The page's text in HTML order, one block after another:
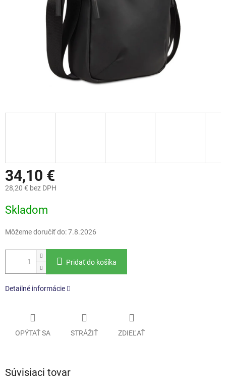
34,10 €
28,20 € bez DPH
cena:
Skladom
Môžeme doručiť do:7.8.2026
Pridať do košíka
Detailné informácie
OPÝTAŤ SA STRÁŽIŤ ZDIEĽAŤ
Súvisiaci tovar